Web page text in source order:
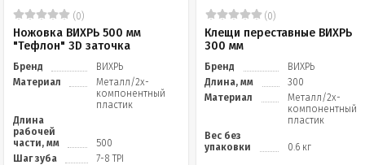
(0)
Ножовка ВИХРЬ 500 мм
"Тефлон" 3D заточка
Бренд
ВИХРЬ
Материал
Металл/2х-
компонентный
пластик
Длина
рабочей
части, мм
500
Шаг зуба
7-8 TPI
(0)
Клещи переставные ВИХРЬ
300 мм
Бренд
ВИХРЬ
Длина, мм
300
Материал
Металл/2х-
компонентный
пластик
Вес без
упаковки
0.6 кг